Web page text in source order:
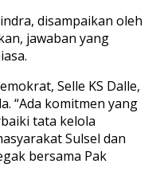
disampaikan oleh
jawaban yang
Selle KS Dalle,
“Ada komitmen yang
tata kelola
Sulsel dan
bersama Pak